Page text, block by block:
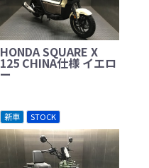
HONDA SQUARE X
125 CHINA仕様 イエロ
ー
新車 STOCK